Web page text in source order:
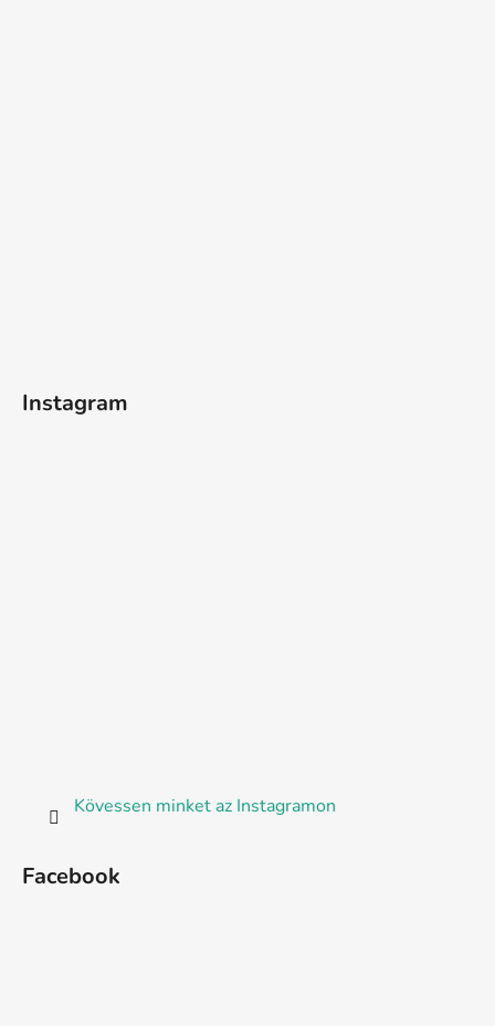
Instagram
Kövessen minket az Instagramon
Facebook